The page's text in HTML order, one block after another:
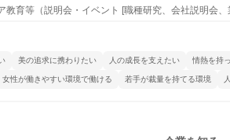
育等（説明会・イベント [職種研究、会社説明会、
美の追求に携わりたい 人の成長を支えたい 情熱を持
女性が働きやすい環境で働ける 若手が裁量を持てる環境